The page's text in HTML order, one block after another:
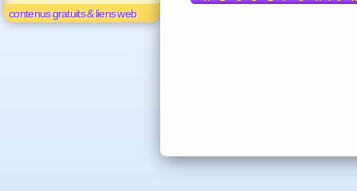
contenus gratuits & liens web